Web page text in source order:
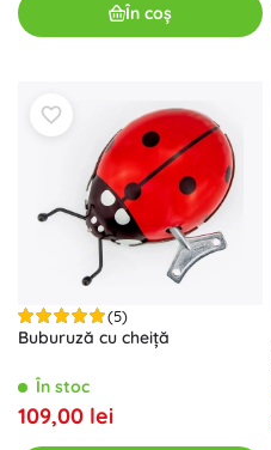
În coș
(5)
Buburuză cu cheiță
În stoc
109,00 lei